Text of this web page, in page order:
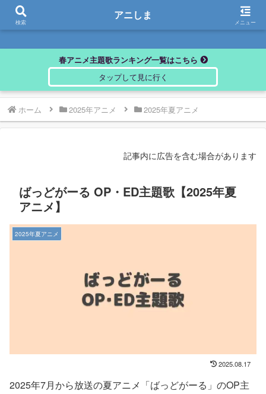
アニしま
春アニメ主題歌ランキング一覧はこちら
ホーム 2025年アニメ 2025年夏アニメ
記事内に広告を含む場合があります
ばっどがーる OP・ED主題歌【2025年夏
アニメ】
2025年夏アニメ
2025.08.17
2025年7月から放送の夏アニメ「ばっどがーる」のOP主
検索
アニしま
メニュー